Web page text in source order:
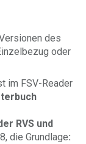
des
oder
im FSV-Reader
RVS und
die Grundlage: